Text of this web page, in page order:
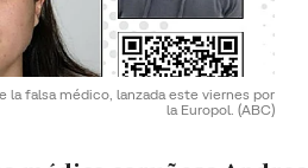
la falsa médico, lanzada este viernes por
la Europol. (ABC)